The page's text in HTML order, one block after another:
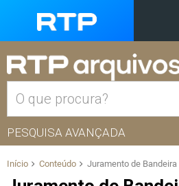
PESQUISA AVANÇADA
Início Conteúdo Juramento de